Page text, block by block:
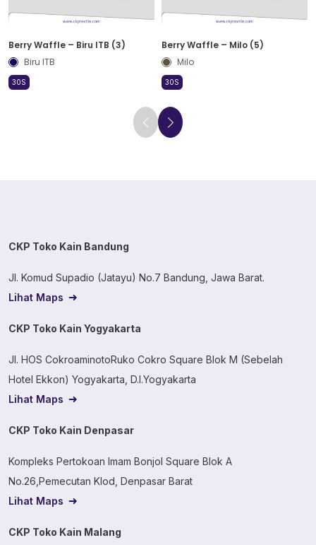
Berry Waffle – Biru ITB (3)
Biru ITB
30S
Berry Waffle – Milo (5)
Milo
30S
CKP Toko Kain Bandung
Jl. Komud Supadio (Jatayu) No.7 Bandung, Jawa Barat.
Lihat Maps
CKP Toko Kain Yogyakarta
Jl. HOS CokroaminotoRuko Cokro Square Blok M (Sebelah
Hotel Ekkon) Yogyakarta, D.I.Yogyakarta
Lihat Maps
CKP Toko Kain Denpasar
Kompleks Pertokoan Imam Bonjol Square Blok A
No.26,Pemecutan Klod, Denpasar Barat
Lihat Maps
CKP Toko Kain Malang